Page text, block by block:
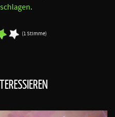
.
(1 Stimme)